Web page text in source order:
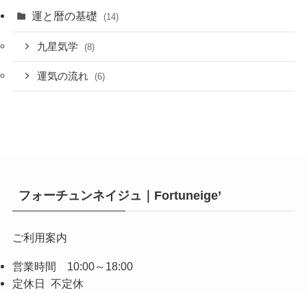
運と暦の基礎 (14)
九星気学 (8)
運気の流れ (6)
フォーチュンネイジュ｜Fortuneige’
ご利用案内
営業時間 10:00～18:00
定休日 不定休